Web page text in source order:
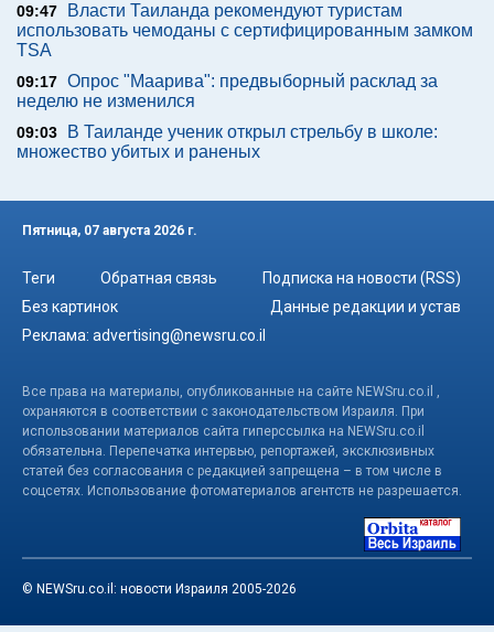
09:47
Власти Таиланда рекомендуют туристам
использовать чемоданы с сертифицированным замком
TSA
09:17 Опрос "Mаарива": предвыборный расклад за
неделю не изменился
09:03
В Таиланде ученик открыл стрельбу в школе:
множество убитых и раненых
Пятница, 07 августа 2026 г.
Теги Обратная связь
Подписка на новости (RSS)
Без картинок
Данные редакции и устав
Реклама: advertising@newsru.co.il
Все права на материалы, опубликованные на сайте NEWSru.co.il ,
охраняются в соответствии с законодательством Израиля. При
использовании материалов сайта гиперссылка на NEWSru.co.il
обязательна. Перепечатка интервью, репортажей, эксклюзивных
статей без согласования с редакцией запрещена – в том числе в
соцсетях. Использование фотоматериалов агентств не разрешается.
© NEWSru.co.il: новости Израиля 2005-2026